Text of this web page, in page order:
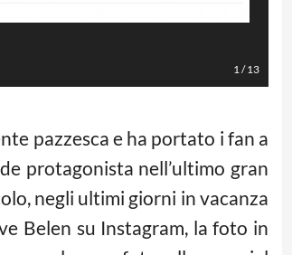
1/13
pazzesca e ha portato i fan a
protagonista nell’ultimo gran
negli ultimi giorni in vacanza
Belen su Instagram, la foto in